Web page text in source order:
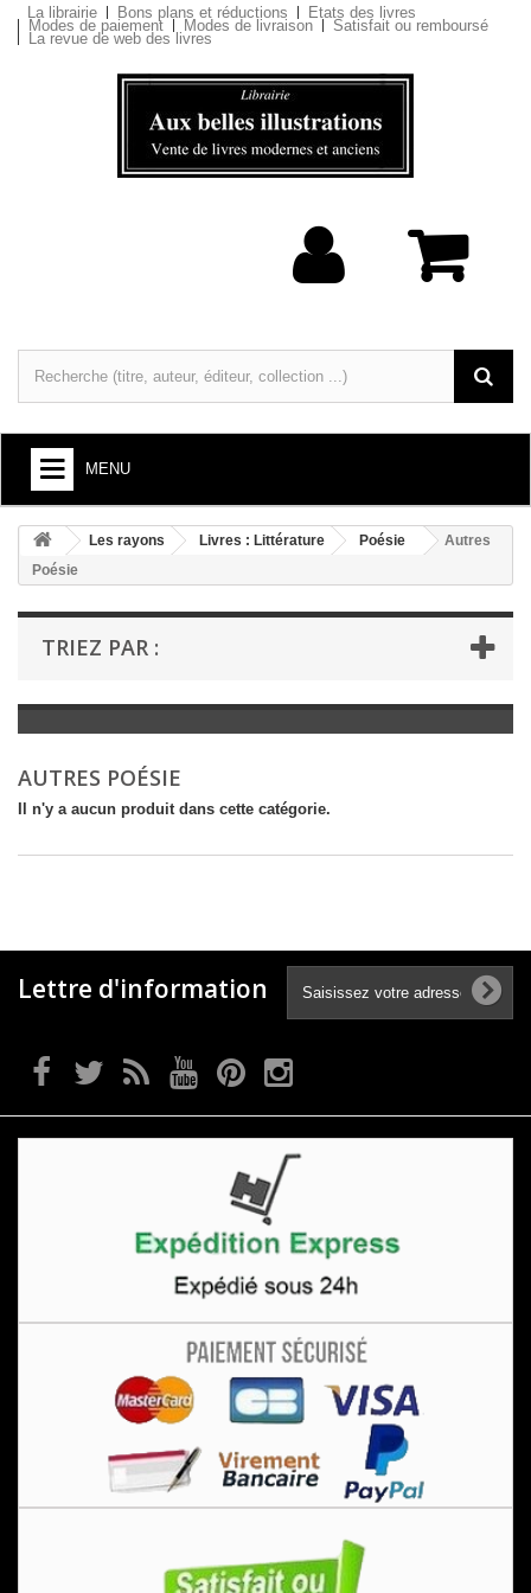
La librairie Bons plans et réductions Etats des livres
Modes de paiement Modes de livraison Satisfait ou remboursé
La revue de web des livres
MENU
+
LIVRES : ARTS ET SOCIÉTÉ
+
LIVRES : LITTÉRATURE
+
LIVRES : JEUNESSE
LIVRES ANCIENS AVANT 1900
Les rayons Livres : Littérature Poésie
Autres
Poésie
TRIEZ PAR :
AUTRES POÉSIE
Il n'y a aucun produit dans cette catégorie.
Lettre d'information